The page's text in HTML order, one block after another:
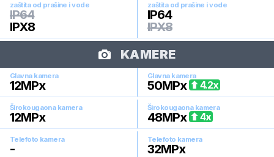
zaštita od prašine i vode
IP64
IPX8
zaštita od prašine i vode
IP64
IPX8
KAMERE
Glavna kamera
12MPx
Glavna kamera
50MPx 4.2x
Širokougaona kamera
12MPx
Širokougaona kamera
48MPx 4x
Telefoto kamera
-
Telefoto kamera
32MPx